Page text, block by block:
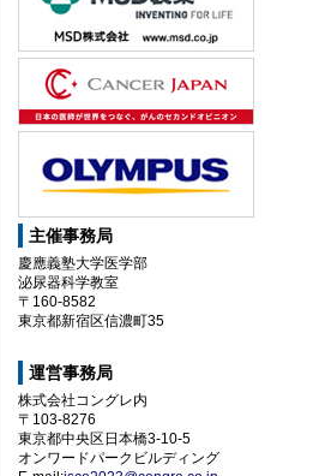
主催事務局
慶應義塾大学医学部
泌尿器科学教室
〒160-8582
東京都新宿区信濃町35
運営事務局
株式会社コングレ内
〒103-8276
東京都中央区日本橋3-10-5
オンワードパークビルディング